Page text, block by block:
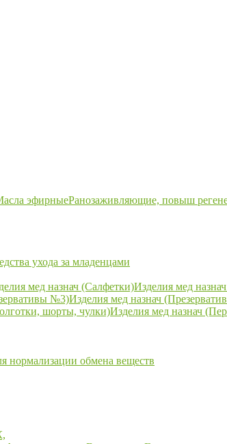
эфирныеРанозаживляющие, повыш
ухода за младенцами
мед назнач (Салфетки)Изделия мед
№3)Изделия мед назнач
шорты, чулки)Изделия мед назнач
нормализации обмена веществ